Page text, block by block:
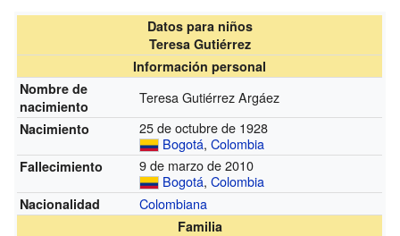
Datos para niños
Teresa Gutiérrez
Información personal
Nombre de
nacimiento
Teresa Gutiérrez Argáez
Nacimiento
25 de octubre de 1928
Bogotá,Colombia
Fallecimiento
9 de marzo de 2010
Bogotá,Colombia
Nacionalidad Colombiana
Familia